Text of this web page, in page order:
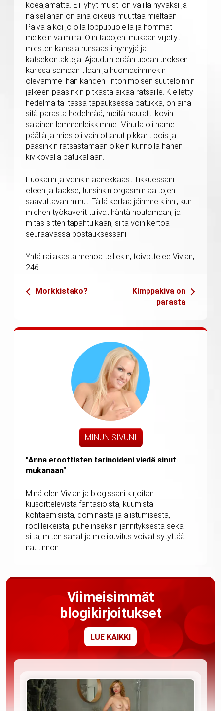
koeajamatta. Eli lyhyt muisti on välillä hyväksi ja
naisellahan on aina oikeus muuttaa mieltään
Päivä alkoi jo olla loppupuolella ja hommat
melkein valmiina. Olin tapojeni mukaan viljellyt
miesten kanssa runsaasti hymyjä ja
katsekontakteja. Ajauduin erään upean uroksen
kanssa samaan tilaan ja huomasimmekin
olevamme ihan kahden. Intohimoisen suuteloinnin
jälkeen pääsinkin pitkästä aikaa ratsaille. Kielletty
hedelmä tai tässä tapauksessa patukka, on aina
sitä parasta hedelmää, meitä nauratti kovin
salainen lemmenleikkimme. Minulla oli hame
päällä ja mies oli vain ottanut pikkarit pois ja
pääsinkin ratsastamaan oikein kunnolla hänen
kivikovalla patukallaan.
Huokailin ja voihkin äänekkäästi liikkuessani
eteen ja taakse, tunsinkin orgasmin aaltojen
saavuttavan minut. Tällä kertaa jäimme kiinni, kun
miehen työkaverit tulivat häntä noutamaan, ja
mitäs sitten tapahtuikaan, siitä voin kertoa
seuraavassa postauksessani.
Yhtä railakasta menoa teillekin, toivottelee Vivian,
246.
Morkkistako?
Kimppakiva on
parasta
MINUN SIVUNI
"Anna eroottisten tarinoideni viedä sinut
mukanaan"
Minä olen Vivian ja blogissani kirjoitan
kiusoittelevista fantasioista, kuumista
kohtaamisista, dominasta ja alistumisesta,
roolileikeistä, puhelinseksin jännityksestä sekä
siitä, miten sanat ja mielikuvitus voivat sytyttää
nautinnon.
Viimeisimmät
blogikirjoitukset
LUE KAIKKI